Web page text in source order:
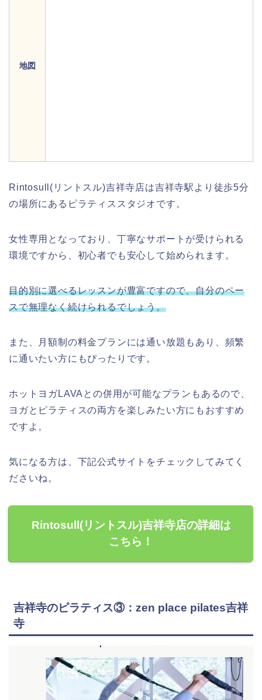
地図
Rintosull(リントスル)吉祥寺店は吉祥寺駅より徒歩5分
の場所にあるピラティススタジオです。
女性専用となっており、丁寧なサポートが受けられる
環境ですから、初心者でも安心して始められます。
目的別に選べるレッスンが豊富ですので、自分のペー
スで無理なく続けられるでしょう。
また、月額制の料金プランには通い放題もあり、頻繁
に通いたい方にもぴったりです。
ホットヨガLAVAとの併用が可能なプランもあるので、
ヨガとピラティスの両方を楽しみたい方にもおすすめ
ですよ。
気になる方は、下記公式サイトをチェックしてみてく
ださいね。
Rintosull(リントスル)吉祥寺店の詳細は
こちら！
吉祥寺のピラティス③：zen place pilates吉祥
寺